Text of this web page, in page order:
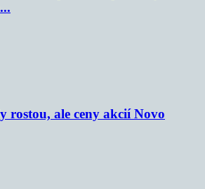
rostou, ale ceny akcií Novo